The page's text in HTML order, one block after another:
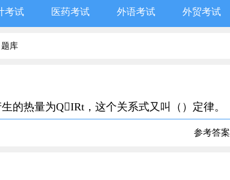
考试 医药考试 外语考试 外贸考试
库
的热量为QIRt，这个关系式又叫（）定律。
参考答案